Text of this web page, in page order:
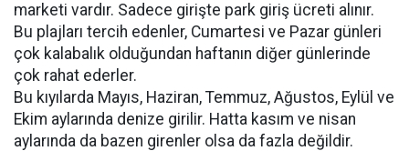
marketi vardır. Sadece girişte park giriş ücreti alınır.
Bu plajları tercih edenler, Cumartesi ve Pazar günleri
çok kalabalık olduğundan haftanın diğer günlerinde
çok rahat ederler.
Bu kıyılarda Mayıs, Haziran, Temmuz, Ağustos, Eylül ve
Ekim aylarında denize girilir. Hatta kasım ve nisan
aylarında da bazen girenler olsa da fazla değildir.